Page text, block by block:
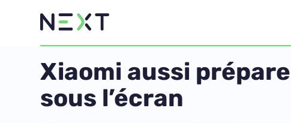
Xiaomi aussi
sous l’écran